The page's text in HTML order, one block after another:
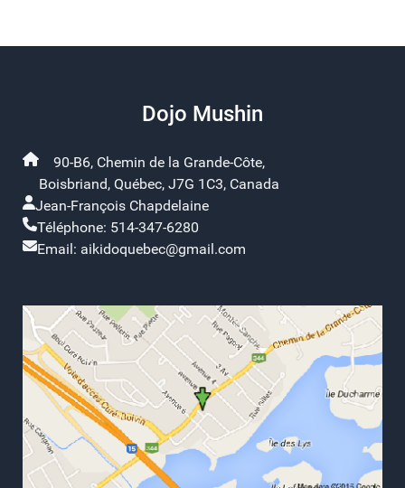
Dojo Mushin
90-B6, Chemin de la Grande-Côte,
Boisbriand, Québec, J7G 1C3, Canada
Jean-François Chapdelaine
Téléphone: 514-347-6280
Email: aikidoquebec@gmail.com